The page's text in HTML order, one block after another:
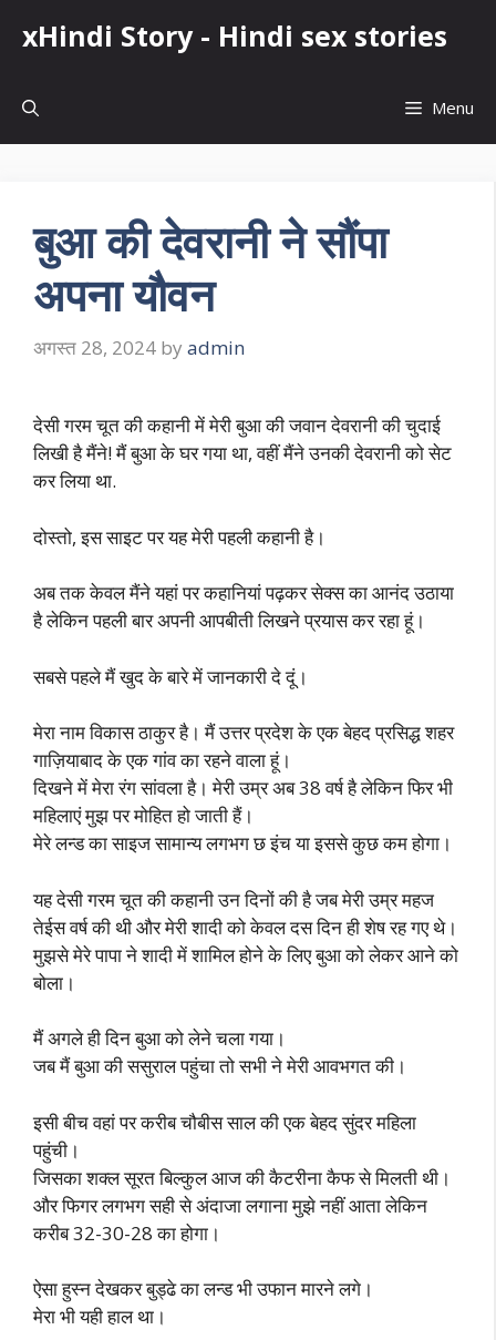
xHindi Story - Hindi sex stories
Menu
बुआ की देवरानी ने सौंपा
अपना यौवन
अगस्त 28, 2024 by admin
देसी गरम चूत की कहानी में मेरी बुआ की जवान देवरानी की चुदाई
लिखी है मैंने! मैं बुआ के घर गया था, वहीं मैंने उनकी देवरानी को सेट
कर लिया था.
दोस्तो, इस साइट पर यह मेरी पहली कहानी है।
अब तक केवल मैंने यहां पर कहानियां पढ़कर सेक्स का आनंद उठाया
है लेकिन पहली बार अपनी आपबीती लिखने प्रयास कर रहा हूं।
सबसे पहले मैं खुद के बारे में जानकारी दे दूं।
मेरा नाम विकास ठाकुर है। मैं उत्तर प्रदेश के एक बेहद प्रसिद्ध शहर
गाज़ियाबाद के एक गांव का रहने वाला हूं।
दिखने में मेरा रंग सांवला है। मेरी उम्र अब 38 वर्ष है लेकिन फिर भी
महिलाएं मुझ पर मोहित हो जाती हैं।
मेरे लन्ड का साइज सामान्य लगभग छ इंच या इससे कुछ कम होगा।
यह देसी गरम चूत की कहानी उन दिनों की है जब मेरी उम्र महज
तेईस वर्ष की थी और मेरी शादी को केवल दस दिन ही शेष रह गए थे।
मुझसे मेरे पापा ने शादी में शामिल होने के लिए बुआ को लेकर आने को
बोला।
मैं अगले ही दिन बुआ को लेने चला गया।
जब मैं बुआ की ससुराल पहुंचा तो सभी ने मेरी आवभगत की।
इसी बीच वहां पर करीब चौबीस साल की एक बेहद सुंदर महिला
पहुंची।
जिसका शक्ल सूरत बिल्कुल आज की कैटरीना कैफ से मिलती थी।
और फिगर लगभग सही से अंदाजा लगाना मुझे नहीं आता लेकिन
करीब 32-30-28 का होगा।
ऐसा हुस्न देखकर बुड्ढे का लन्ड भी उफान मारने लगे।
मेरा भी यही हाल था।